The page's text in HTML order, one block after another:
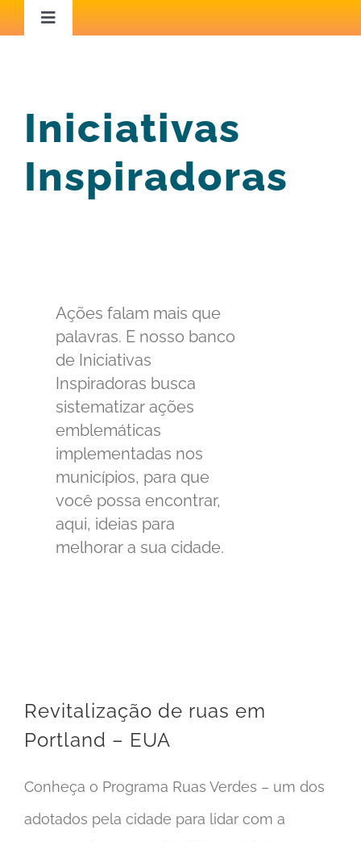
conteúdo
Toggle
Áreas de Atuação
Capacitação
Blog
Iniciativas
Inspiradoras
Ações falam mais que
palavras. E nosso banco
de Iniciativas
Inspiradoras busca
sistematizar ações
emblemáticas
implementadas nos
municípios, para que
você possa encontrar,
aqui, ideias para
melhorar a sua cidade.
Revitalização de ruas em
Portland – EUA
Conheça o Programa Ruas Verdes – um dos
adotados pela cidade para lidar com a